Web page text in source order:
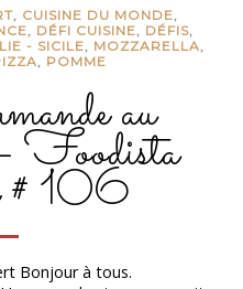
, CUISINE DU MONDE,
, DÉFI CUISINE, DÉFIS,
- SICILE, MOZZARELLA,
, POMME
au
Foodista
# 106
Bonjour à tous.